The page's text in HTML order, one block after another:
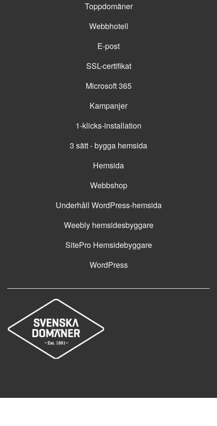
Toppdomäner
Webbhotell
E-post
SSL-certifikat
Microsoft 365
Kampanjer
1-klicks-installation
3 sätt - bygga hemsida
Hemsida
Webbshop
Underhåll WordPress-hemsida
Weebly hemsidesbyggare
SitePro Hemsidebyggare
WordPress